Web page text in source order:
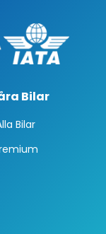
Bilar
Bilar